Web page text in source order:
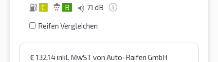
C B 71 dB
Reifen Vergleichen
€ 132,14inkl. MwSTvon Auto-Raifen GmbH